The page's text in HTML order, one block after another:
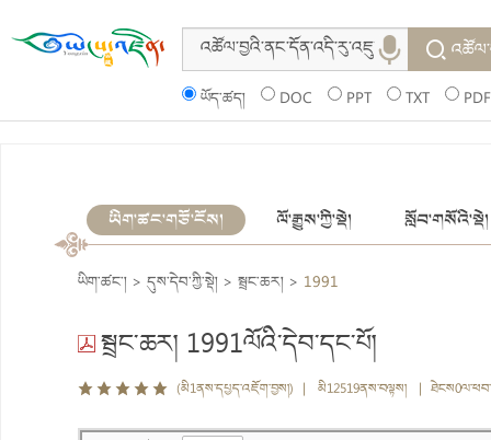
ཡོད་ཚད། DOC PPT TXT PDF
ཡིག་ཚང་གཙོ་ངོས། ལོ་རྒྱུས་ཀྱི་སྡེ། སློབ་གསོའི་སྡེ།
ཡིག་ཚང་། > དུས་དེབ་ཀྱི་སྡེ། > སྦྲང་ཆར། > 1991
སྦྲང་ཆར། 1991ལོའི་དེབ་དང་པོ།
(མི1ནས་དཔྱད་འཇོག་བྱས།) | མི12519ནས་བལྟས། |